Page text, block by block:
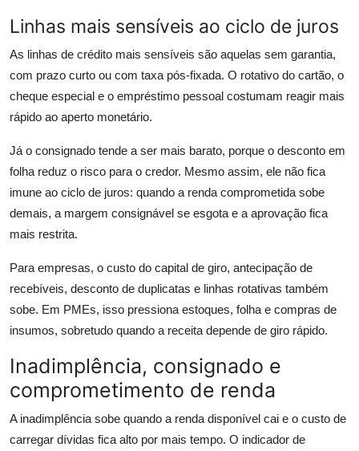
Linhas mais sensíveis ao ciclo de juros
As linhas de crédito mais sensíveis são aquelas sem garantia,
com prazo curto ou com taxa pós-fixada. O rotativo do cartão, o
cheque especial e o empréstimo pessoal costumam reagir mais
rápido ao aperto monetário.
Já o consignado tende a ser mais barato, porque o desconto em
folha reduz o risco para o credor. Mesmo assim, ele não fica
imune ao ciclo de juros: quando a renda comprometida sobe
demais, a margem consignável se esgota e a aprovação fica
mais restrita.
Para empresas, o custo do capital de giro, antecipação de
recebíveis, desconto de duplicatas e linhas rotativas também
sobe. Em PMEs, isso pressiona estoques, folha e compras de
insumos, sobretudo quando a receita depende de giro rápido.
Inadimplência, consignado e
comprometimento de renda
A inadimplência sobe quando a renda disponível cai e o custo de
carregar dívidas fica alto por mais tempo. O indicador de